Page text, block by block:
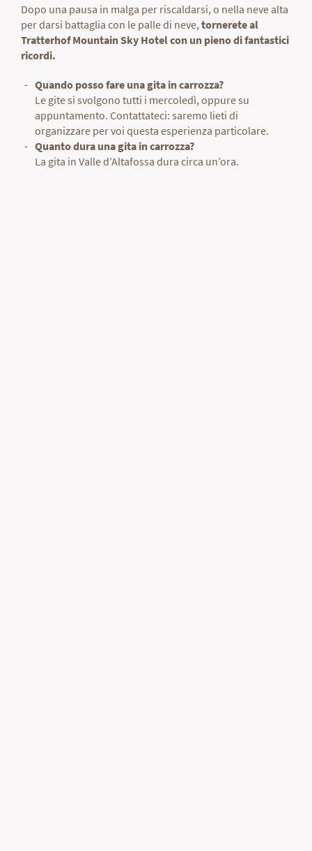
Dopo una pausa in malga per riscaldarsi, o nella neve alta
per darsi battaglia con le palle di neve, tornerete al
Tratterhof Mountain Sky Hotel con un pieno di fantastici
ricordi.
Quando posso fare una gita in carrozza?
Le gite si svolgono tutti i mercoledì, oppure su
appuntamento. Contattateci: saremo lieti di
organizzare per voi questa esperienza particolare.
Quanto dura una gita in carrozza?
La gita in Valle d’Altafossa dura circa un’ora.